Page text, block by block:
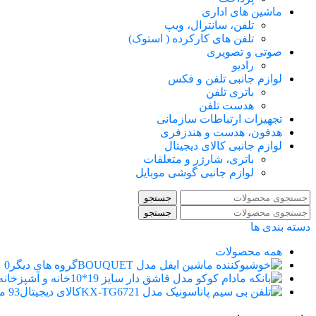
ماشین های اداری
تلفن، سانترال، ویپ
تلفن های کارکرده ( استوک)
صوتی و تصویری
رادیو
لوازم جانبی تلفن و فکس
باتری تلفن
هدست تلفن
تجهیزات ارتباطات سازمانی
هدفون، هدست و هندزفری
لوازم جانبی کالای دیجیتال
باتری، شارژر و متعلقات
لوازم جانبی گوشی موبایل
جستجو
جستجو
دسته بندی ها
همه محصولات
گروه های دیگر 0 محصول
خانه و
کالای دیجیتال93 محصول